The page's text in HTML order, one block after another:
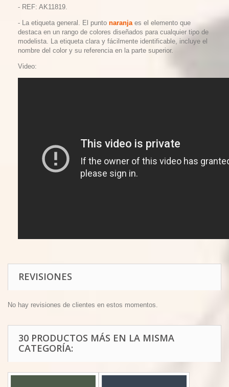
- REF: AK11819.
- La etiqueta general. El punto naranjaes el elemento que
destaca en un rango de colores diseñados para cualquier tipo de
modelista. La etiqueta clara y fácilmente identificable, incluye el
nombre del color y su referencia en la parte superior.
Video:
REVISIONES
No hay revisiones de clientes en estos momentos.
30 PRODUCTOS MÁS EN LA MISMA
CATEGORÍA: